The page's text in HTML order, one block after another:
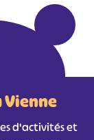
Vienne
d'activités et